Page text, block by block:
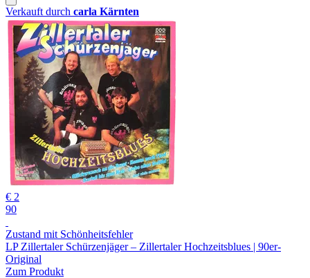
Verkauft durch carla Kärnten
€ 2
90
Zustand mit Schönheitsfehler
LP Zillertaler Schürzenjäger – Zillertaler Hochzeitsblues | 90er-
Original
Zum Produkt